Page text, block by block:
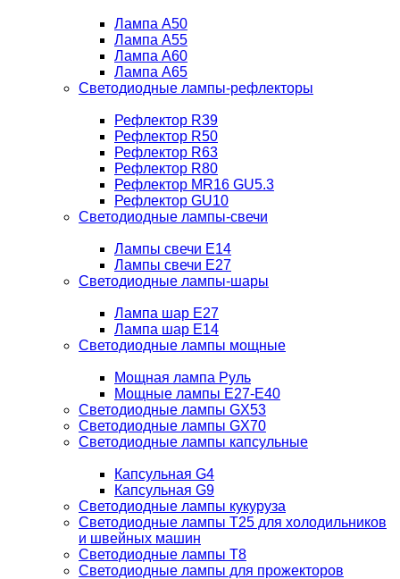
Лампа A50
Лампа A55
Лампа A60
Лампа A65
Светодиодные лампы-рефлекторы
Рефлектор R39
Рефлектор R50
Рефлектор R63
Рефлектор R80
Рефлектор MR16 GU5.3
Рефлектор GU10
Светодиодные лампы-свечи
Лампы свечи Е14
Лампы свечи Е27
Светодиодные лампы-шары
Лампа шар E27
Лампа шар Е14
Светодиодные лампы мощные
Мощная лампа Руль
Мощные лампы E27-E40
Светодиодные лампы GX53
Светодиодные лампы GX70
Светодиодные лампы капсульные
Капсульная G4
Капсульная G9
Светодиодные лампы кукуруза
Светодиодные лампы T25 для холодильников
и швейных машин
Светодиодные лампы T8
Светодиодные лампы для прожекторов